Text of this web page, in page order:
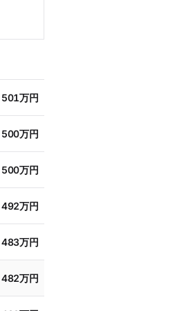
501万円
500万円
500万円
492万円
483万円
482万円